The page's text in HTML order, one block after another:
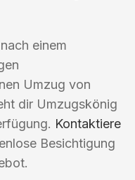
einem
Umzug von
dir Umzugskönig
Kontaktiere
Besichtigung